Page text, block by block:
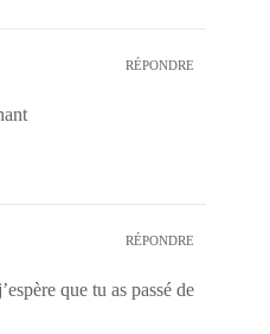
RÉPONDRE
RÉPONDRE
que tu as passé de